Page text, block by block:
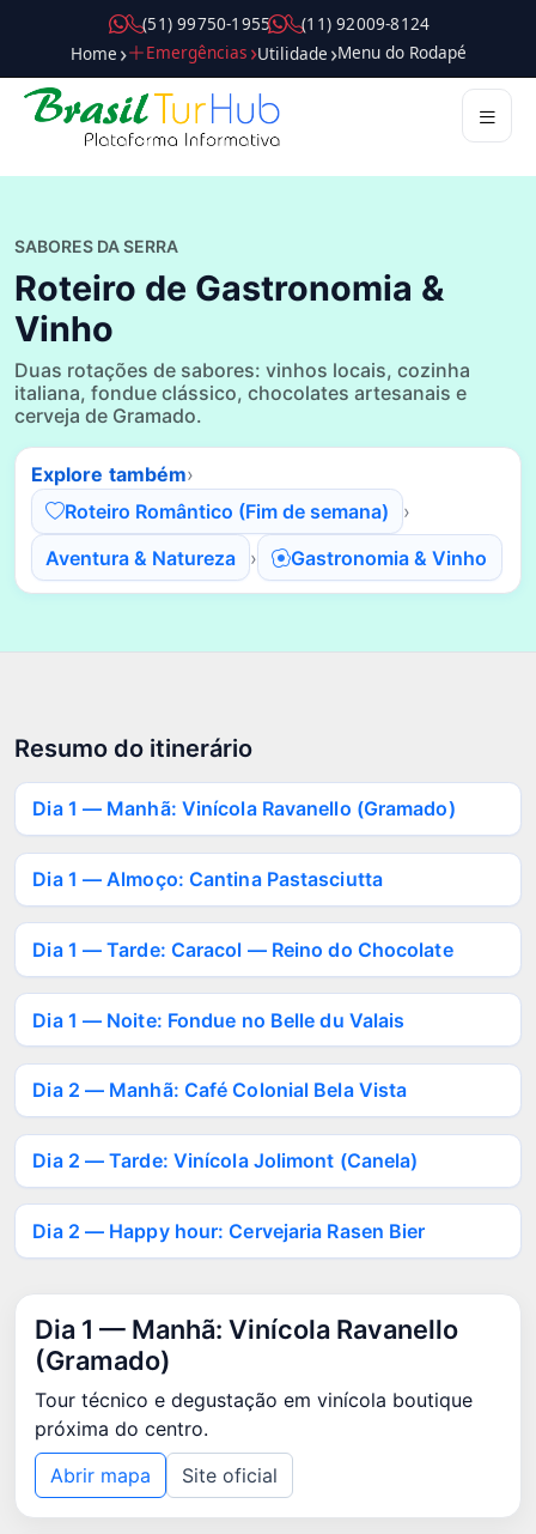
( 5 1 ) 9 9 7 5 0 - 1 9 5 5
( 1 1 ) 9 2 0 0 9 - 8 1 2 4
Home
Emergências Utilidade Menu do Rodapé
SABORES DA SERRA
Roteiro de Gastronomia &
Vinho
Duas rotações de sabores: vinhos locais, cozinha
italiana, fondue clássico, chocolates artesanais e
cerveja de Gramado.
Explore também›
Roteiro Romântico (Fim de semana)
›
Aventura & Natureza
› Gastronomia & Vinho
Resumo do itinerário
Dia 1 — Manhã: Vinícola Ravanello (Gramado)
Dia 1 — Almoço: Cantina Pastasciutta
Dia 1 — Tarde: Caracol — Reino do Chocolate
Dia 1 — Noite: Fondue no Belle du Valais
Dia 2 — Manhã: Café Colonial Bela Vista
Dia 2 — Tarde: Vinícola Jolimont (Canela)
Dia 2 — Happy hour: Cervejaria Rasen Bier
Dia 1 — Manhã: Vinícola Ravanello
(Gramado)
Tour técnico e degustação em vinícola boutique
próxima do centro.
Abrir mapa
Site oficial